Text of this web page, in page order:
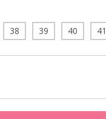
38 39 40 41